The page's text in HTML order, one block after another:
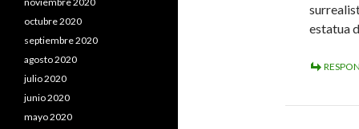
estatua
octubre 2020
septiembre 2020
agosto 2020
julio 2020
junio 2020
mayo 2020